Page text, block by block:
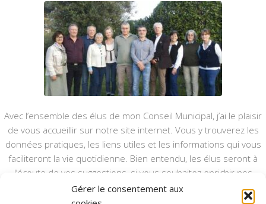
Gérer le consentement aux
Avec l’ensemble des élus de mon Conseil Municipal, j’ai le plaisir
de vous accueillir sur notre site internet. Vous y trouverez les
données pratiques, les liens utiles et les informations qui vous
faciliteront la vie quotidienne. Bien entendu, les élus seront à
l’écoute de vos suggestions, si vous souhaitez enrichir nos
rubriques ou nos informations.